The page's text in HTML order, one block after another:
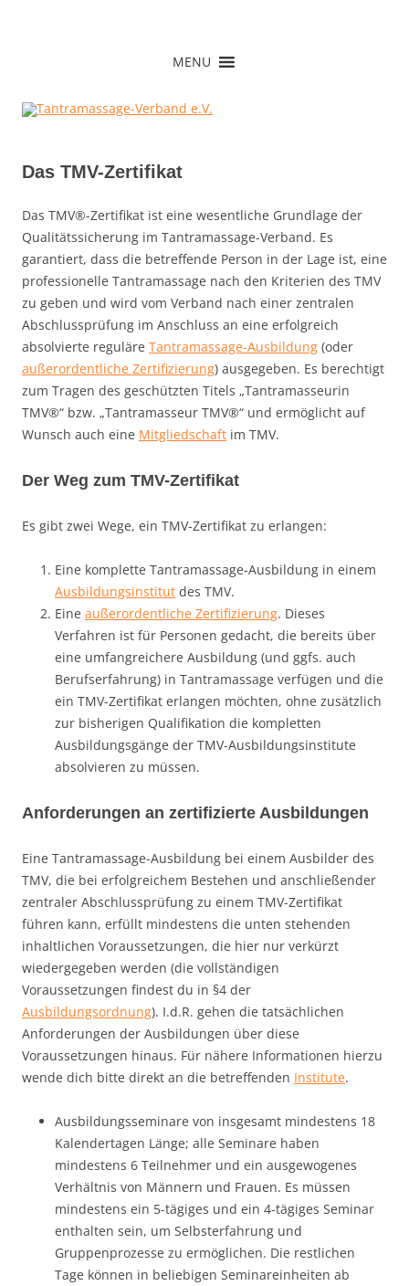
MENU
Das TMV-Zertifikat
Das TMV®-Zertifikat ist eine wesentliche Grundlage der
Qualitätssicherung im Tantramassage-Verband. Es
garantiert, dass die betreffende Person in der Lage ist, eine
professionelle Tantramassage nach den Kriterien des TMV
zu geben und wird vom Verband nach einer zentralen
Abschlussprüfung im Anschluss an eine erfolgreich
absolvierte reguläre Tantramassage-Ausbildung (oder
außerordentliche Zertifizierung) ausgegeben. Es berechtigt
zum Tragen des geschützten Titels „Tantramasseurin
TMV®“ bzw. „Tantramasseur TMV®“ und ermöglicht auf
Wunsch auch eine Mitgliedschaft im TMV.
Der Weg zum TMV-Zertifikat
Es gibt zwei Wege, ein TMV-Zertifikat zu erlangen:
Eine komplette Tantramassage-Ausbildung in einem
Ausbildungsinstitut des TMV.
Eine außerordentliche Zertifizierung. Dieses
Verfahren ist für Personen gedacht, die bereits über
eine umfangreichere Ausbildung (und ggfs. auch
Berufserfahrung) in Tantramassage verfügen und die
ein TMV-Zertifikat erlangen möchten, ohne zusätzlich
zur bisherigen Qualifikation die kompletten
Ausbildungsgänge der TMV-Ausbildungsinstitute
absolvieren zu müssen.
Anforderungen an zertifizierte Ausbildungen
Eine Tantramassage-Ausbildung bei einem Ausbilder des
TMV, die bei erfolgreichem Bestehen und anschließender
zentraler Abschlussprüfung zu einem TMV-Zertifikat
führen kann, erfüllt mindestens die unten stehenden
inhaltlichen Voraussetzungen, die hier nur verkürzt
wiedergegeben werden (die vollständigen
Voraussetzungen findest du in §4 der
Ausbildungsordnung). I.d.R. gehen die tatsächlichen
Anforderungen der Ausbildungen über diese
Voraussetzungen hinaus. Für nähere Informationen hierzu
wende dich bitte direkt an die betreffenden Institute.
Ausbildungsseminare von insgesamt mindestens 18
Kalendertagen Länge; alle Seminare haben
mindestens 6 Teilnehmer und ein ausgewogenes
Verhältnis von Männern und Frauen. Es müssen
mindestens ein 5-tägiges und ein 4-tägiges Seminar
enthalten sein, um Selbsterfahrung und
Gruppenprozesse zu ermöglichen. Die restlichen
Tage können in beliebigen Seminareinheiten ab